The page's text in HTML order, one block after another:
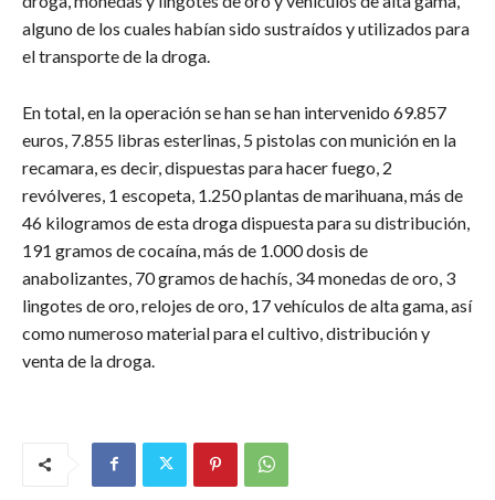
alguno de los cuales habían sido sustraídos y utilizados para
el transporte de la droga.
En total, en la operación se han se han intervenido 69.857
euros, 7.855 libras esterlinas, 5 pistolas con munición en la
recamara, es decir, dispuestas para hacer fuego, 2
revólveres, 1 escopeta, 1.250 plantas de marihuana, más de
46 kilogramos de esta droga dispuesta para su distribución,
191 gramos de cocaína, más de 1.000 dosis de
anabolizantes, 70 gramos de hachís, 34 monedas de oro, 3
lingotes de oro, relojes de oro, 17 vehículos de alta gama, así
como numeroso material para el cultivo, distribución y
venta de la droga.